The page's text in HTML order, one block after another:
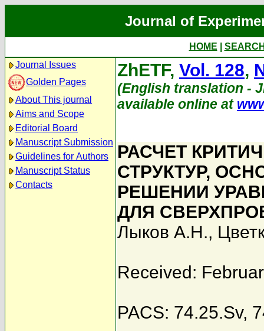
Journal of
HOME
Journal Issues
Golden Pages
About This journal
Aims and Scope
Editorial Board
Manuscript Submission
Guidelines for Authors
Manuscript Status
Contacts
ZhETF, Vol. 128,
(English translation -
available online at
РАСЧЕТ
СТРУКТУР,
РЕШЕНИИ
ДЛЯ
Лыков А.Н.,
Received:
PACS: 74.25.Sv,